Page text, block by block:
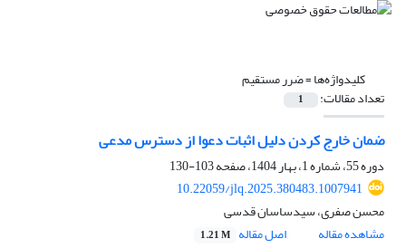
کلیدواژه‌ها =ضرر مستقیم
تعداد مقالات: 1
ضمان خارج کردن دلیل اثبات دعوا از دسترس مدعی
دوره 55، شماره 1، بهار 1404، صفحه
103-130
10.22059/jlq.2025.380483.1007941
محسن صفری، سیدساسان قدسی
مشاهده مقاله
اصل مقاله 1.21 M